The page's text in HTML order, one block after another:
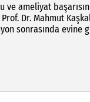
ve ameliyat
Dr. Mahmut
sonrasında evine